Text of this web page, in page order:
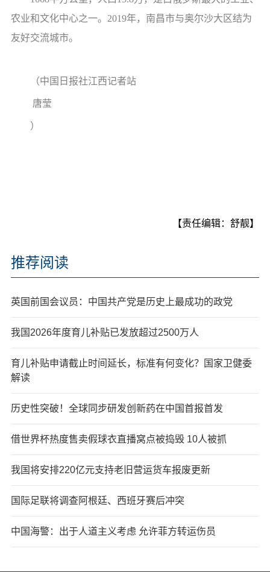
农业和文化中心之一。2019年，南昌市与奥尔沙大区结为
友好交流城市。
（中国日报社江西记者站
唐莹
）
【责任编辑：舒靓】
推荐阅读
英国前国会议员：中国共产党是历史上最成功的政党
我国2026年度育儿补贴已发放超过2500万人
育儿补贴申请截止时间延长，标准有何变化？国家卫健委
解读
历史性突破！全球同步研发创新药在中国首报首发
借世界杯热度售卖假球衣直播窝点被捣毁 10人被抓
我国将安排220亿元支持老旧营运货车报废更新
国际足联将调查阿根廷、西班牙赛后冲突
中国海警：出于人道主义考虑 允许菲方转运伤员